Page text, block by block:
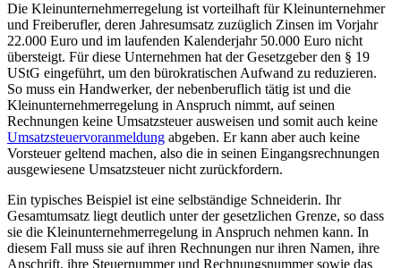
Die Kleinunternehmerregelung ist vorteilhaft für Kleinunternehmer
und Freiberufler, deren Jahresumsatz zuzüglich Zinsen im Vorjahr
22.000 Euro und im laufenden Kalenderjahr 50.000 Euro nicht
übersteigt. Für diese Unternehmen hat der Gesetzgeber den § 19
UStG eingeführt, um den bürokratischen Aufwand zu reduzieren.
So muss ein Handwerker, der nebenberuflich tätig ist und die
Kleinunternehmerregelung in Anspruch nimmt, auf seinen
Rechnungen keine Umsatzsteuer ausweisen und somit auch keine
Umsatzsteuervoranmeldung abgeben. Er kann aber auch keine
Vorsteuer geltend machen, also die in seinen Eingangsrechnungen
ausgewiesene Umsatzsteuer nicht zurückfordern.
Ein typisches Beispiel ist eine selbständige Schneiderin. Ihr
Gesamtumsatz liegt deutlich unter der gesetzlichen Grenze, so dass
sie die Kleinunternehmerregelung in Anspruch nehmen kann. In
diesem Fall muss sie auf ihren Rechnungen nur ihren Namen, ihre
Anschrift, ihre Steuernummer und Rechnungsnummer sowie das